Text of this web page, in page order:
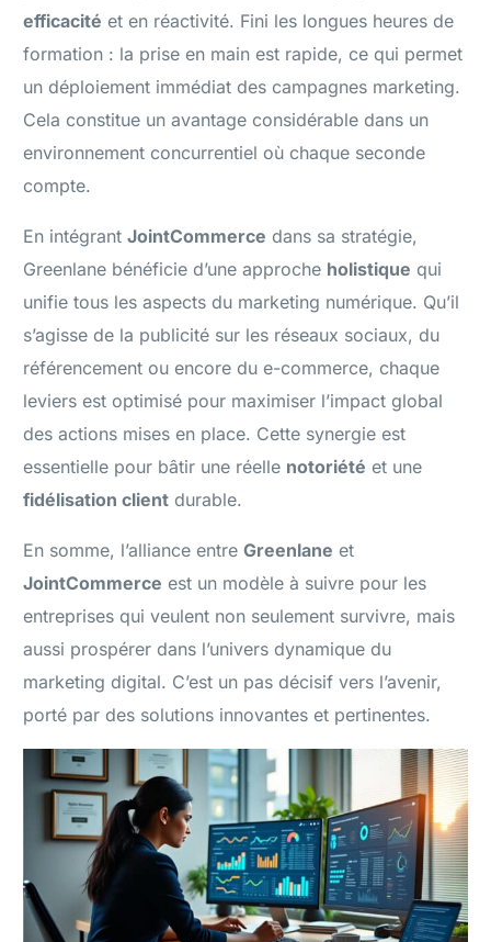
efficacité et en réactivité. Fini les longues heures de
formation : la prise en main est rapide, ce qui permet
un déploiement immédiat des campagnes marketing.
Cela constitue un avantage considérable dans un
environnement concurrentiel où chaque seconde
compte.
En intégrantJointCommerce dans sa stratégie,
Greenlane bénéficie d’une approche holistique qui
unifie tous les aspects du marketing numérique. Qu’il
s’agisse de la publicité sur les réseaux sociaux, du
référencement ou encore du e-commerce, chaque
leviers est optimisé pour maximiser l’impact global
des actions mises en place. Cette synergie est
essentielle pour bâtir une réelle notoriété et une
fidélisation client durable.
En somme, l’alliance entreGreenlane et
JointCommerce est un modèle à suivre pour les
entreprises qui veulent non seulement survivre, mais
aussi prospérer dans l’univers dynamique du
marketing digital. C’est un pas décisif vers l’avenir,
porté par des solutions innovantes et pertinentes.